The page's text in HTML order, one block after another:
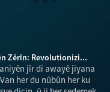
Zêrîn: Revolutionizi...
jîr di awayê jiyana
her du nûbûn her ku